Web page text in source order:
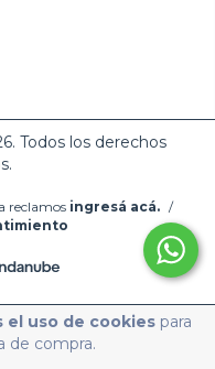
el uso de cookiespara
de compra.
Todos los derechos
reclamos ingresá acá. /